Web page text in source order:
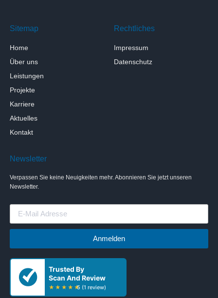
Sitemap
Home
Über uns
Leistungen
Projekte
Karriere
Aktuelles
Kontakt
Rechtliches
Impressum
Datenschutz
Newsletter
Verpassen Sie keine Neuigkeiten mehr. Abonnieren Sie jetzt unseren
Newsletter.
Anmelden